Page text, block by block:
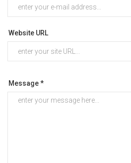
Website URL
Message *